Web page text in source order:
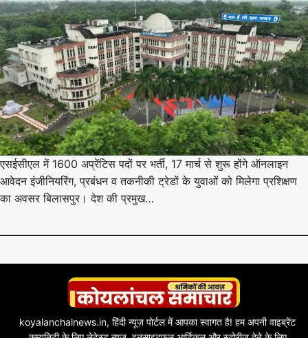
एसईसीएल में 1600 अप्रेंटिस पदों पर भर्ती, 17 मार्च से शुरू होंगे ऑनलाइन
आवेदन इंजीनियरिंग, प्रबंधन व तकनीकी ट्रेडों के युवाओं को मिलेगा प्रशिक्षण
का अवसर बिलासपुर। देश की प्रमुख…
koyalanchalnews.in, हिंदी न्यूज़ पोर्टल में आपका स्वागत है! हम अपनी वाइब्रेंट